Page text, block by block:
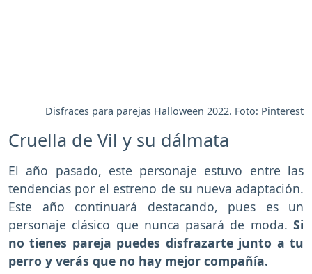
Disfraces para parejas Halloween 2022. Foto: Pinterest
Cruella de Vil y su dálmata
El año pasado, este personaje estuvo entre las
tendencias por el estreno de su nueva adaptación.
Este año continuará destacando, pues es un
personaje clásico que nunca pasará de moda. Si
no tienes pareja puedes disfrazarte junto a tu
perro y verás que no hay mejor compañía.